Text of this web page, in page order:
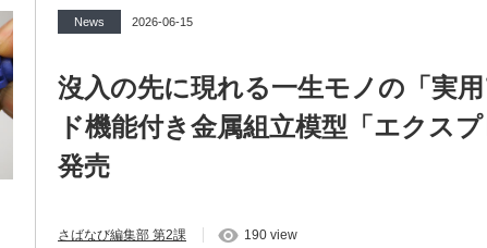
News 2026-06-15
沒入の先に現れる一生モノの「実
ド機能付き金属組立模型「エクス
発売
さばなび編集部 第2課 190 view